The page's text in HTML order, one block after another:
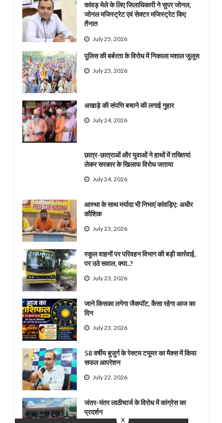
x
कांवड़ मेले के लिए जिलाधिकारी ने सुपर जोनल,
जोनल मजिस्ट्रेट एवं सेक्टर मजिस्ट्रेट किए
तैनात
July 25, 2026
पुलिस की बर्बरता के विरोध में निकाला मशाल जुलूस
July 25, 2026
अखाड़े की संपत्ति बचाने की लगाई गुहार
July 24, 2026
छात्र-छात्राओं और युवाओं ने हाथों में तख्तियां
लेकर सरकार के खिलाफ विरोध जताया
July 24, 2026
आस्था के साथ मर्यादा भी निभाएं कांवड़िए: अधीर
कौशिक
July 23, 2026
स्कूल वाहनों पर परिवहन विभाग की बड़ी कार्रवाई,
पर उठे सवाल, क्या..?
July 23, 2026
जाने किसका लगेगा जैकपॉट, कैसा रहेगा आज का
दिन
July 23, 2026
58 वर्षीय बुजुर्ग के रेक्टम टयूमर का मैक्स में किया
सफल आपरेशन
July 22, 2026
जंतर-मंतर लाठीचार्ज के विरोध में कांग्रेस का
प्रदर्शन